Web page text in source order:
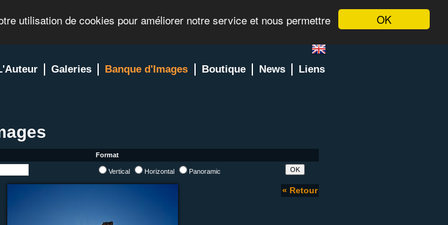
OK
utilisation de cookies pour améliorer notre service et nous permettre
Galeries Banque d'Images Boutique News Liens
Format
Vertical Horizontal Panoramic
« Retour